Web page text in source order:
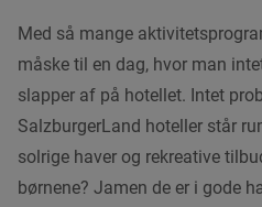
Med så mange
måske til en dag, hvor man
slapper af på hotellet. Intet
SalzburgerLand hoteller står
solrige haver og rekreative
børnene? Jamen de er i gode